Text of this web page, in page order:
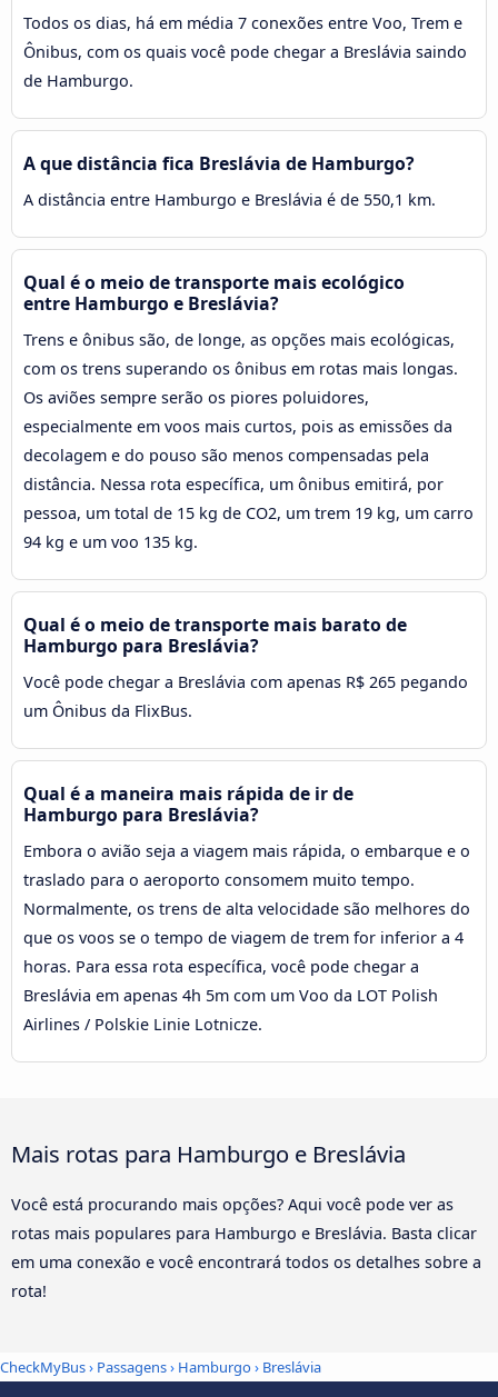
Todos os dias, há em média 7 conexões entre Voo, Trem e
Ônibus, com os quais você pode chegar a Breslávia saindo
de Hamburgo.
A que distância fica Breslávia de Hamburgo?
A distância entre Hamburgo e Breslávia é de 550,1 km.
Qual é o meio de transporte mais ecológico
entre Hamburgo e Breslávia?
Trens e ônibus são, de longe, as opções mais ecológicas,
com os trens superando os ônibus em rotas mais longas.
Os aviões sempre serão os piores poluidores,
especialmente em voos mais curtos, pois as emissões da
decolagem e do pouso são menos compensadas pela
distância. Nessa rota específica, um ônibus emitirá, por
pessoa, um total de 15 kg de CO2, um trem 19 kg, um carro
94 kg e um voo 135 kg.
Qual é o meio de transporte mais barato de
Hamburgo para Breslávia?
Você pode chegar a Breslávia com apenas R$ 265 pegando
um Ônibus da FlixBus.
Qual é a maneira mais rápida de ir de
Hamburgo para Breslávia?
Embora o avião seja a viagem mais rápida, o embarque e o
traslado para o aeroporto consomem muito tempo.
Normalmente, os trens de alta velocidade são melhores do
que os voos se o tempo de viagem de trem for inferior a 4
horas. Para essa rota específica, você pode chegar a
Breslávia em apenas 4h 5m com um Voo da LOT Polish
Airlines / Polskie Linie Lotnicze.
Mais rotas para Hamburgo e Breslávia
Você está procurando mais opções? Aqui você pode ver as
rotas mais populares para Hamburgo e Breslávia. Basta clicar
em uma conexão e você encontrará todos os detalhes sobre a
rota!
CheckMyBus› Passagens› Hamburgo› Breslávia